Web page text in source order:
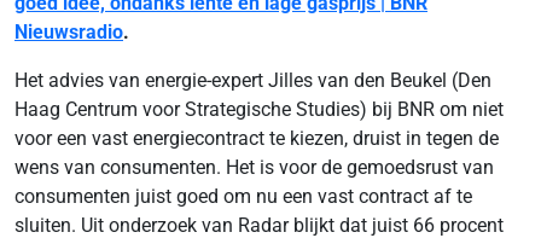
Nieuwsradio.
Het advies van energie-expert Jilles van den Beukel (Den
Haag Centrum voor Strategische Studies) bij BNR om niet
voor een vast energiecontract te kiezen, druist in tegen de
wens van consumenten. Het is voor de gemoedsrust van
consumenten juist goed om nu een vast contract af te
sluiten. Uit onderzoek van Radar blijkt dat juist 66 procent